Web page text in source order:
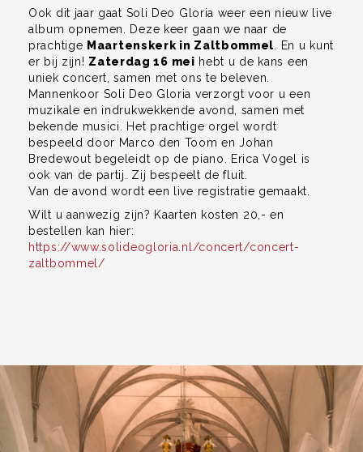
Ook dit jaar gaat Soli Deo Gloria weer een nieuw live
album opnemen. Deze keer gaan we naar de
prachtige Maartenskerk in Zaltbommel . En u kunt
er bij zijn! Zaterdag 16 mei hebt u de kans een
uniek concert, samen met ons te beleven.
Mannenkoor Soli Deo Gloria verzorgt voor u een
muzikale en indrukwekkende avond, samen met
bekende musici. Het prachtige orgel wordt
bespeeld door Marco den Toom en Johan
Bredewout begeleidt op de piano. Erica Vogel is
ook van de partij. Zij bespeelt de fluit.
Van de avond wordt een live registratie gemaakt.
Wilt u aanwezig zijn? Kaarten kosten 20,- en
bestellen kan hier:
https://www.solideogloria.nl/concert/concert-
zaltbommel/